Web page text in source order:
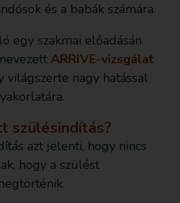
és a babák számára.
egy szakmai előadásán
ARRIVE-vizsgálat
világszerte nagy hatással
szülésindítás?
azt jelenti, hogy nincs
hogy a szülést